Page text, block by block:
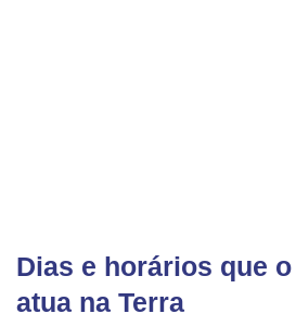
Dias e horários que
atua na Terra